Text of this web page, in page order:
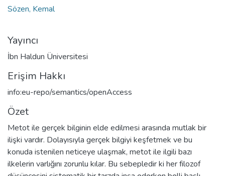
Sözen, Kemal
Yayıncı
İbn Haldun Üniversitesi
Erişim Hakkı
info:eu-repo/semantics/openAccess
Özet
Metot ile gerçek bilginin elde edilmesi arasında mutlak bir
ilişki vardır. Dolayısıyla gerçek bilgiyi keşfetmek ve bu
konuda istenilen neticeye ulaşmak, metot ile ilgili bazı
ilkelerin varlığını zorunlu kılar. Bu sebepledir ki her filozof